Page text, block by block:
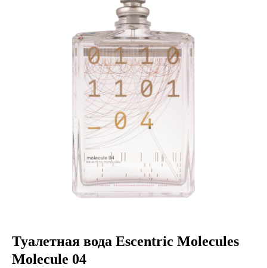
Туалетная вода Escentric Molecules
Molecule 04